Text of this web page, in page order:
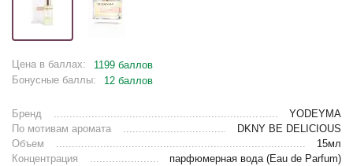
Цена в баллах:
1199 баллов
Бонусные баллы:
12 баллов
Бренд
YODEYMA
По мотивам аромата
DKNY BE DELICIOUS
Объем
15мл
Концентрация
парфюмерная вода (Eau de Parfum)